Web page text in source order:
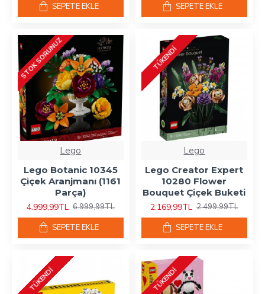
SEPETE EKLE
SEPETE EKLE
STOK SORUNUZ
Lego
Lego Botanic 10345
Çiçek Aranjmanı (1161
Parça)
4.999,99TL 6.999,99TL
SEPETE EKLE
TÜKENDI
Lego
Lego Creator Expert
10280 Flower
Bouquet Çiçek Buketi
2.169,99TL 2.499,99TL
SEPETE EKLE
TÜKENDI TÜKENDI